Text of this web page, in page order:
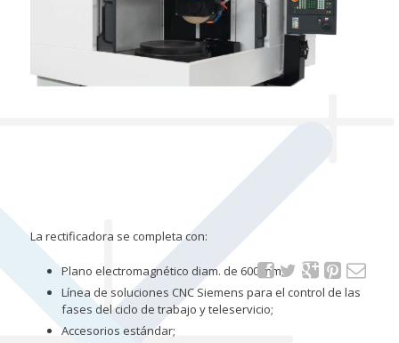
La rectificadora se completa con:
Plano electromagnético diam. de 600 mm;
Línea de soluciones CNC Siemens para el control de las
fases del ciclo de trabajo y teleservicio;
Accesorios estándar;